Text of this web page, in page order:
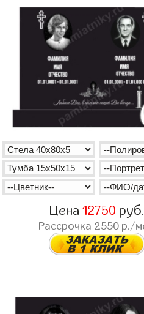
Цена12750 руб.
Рассрочка 2550р./